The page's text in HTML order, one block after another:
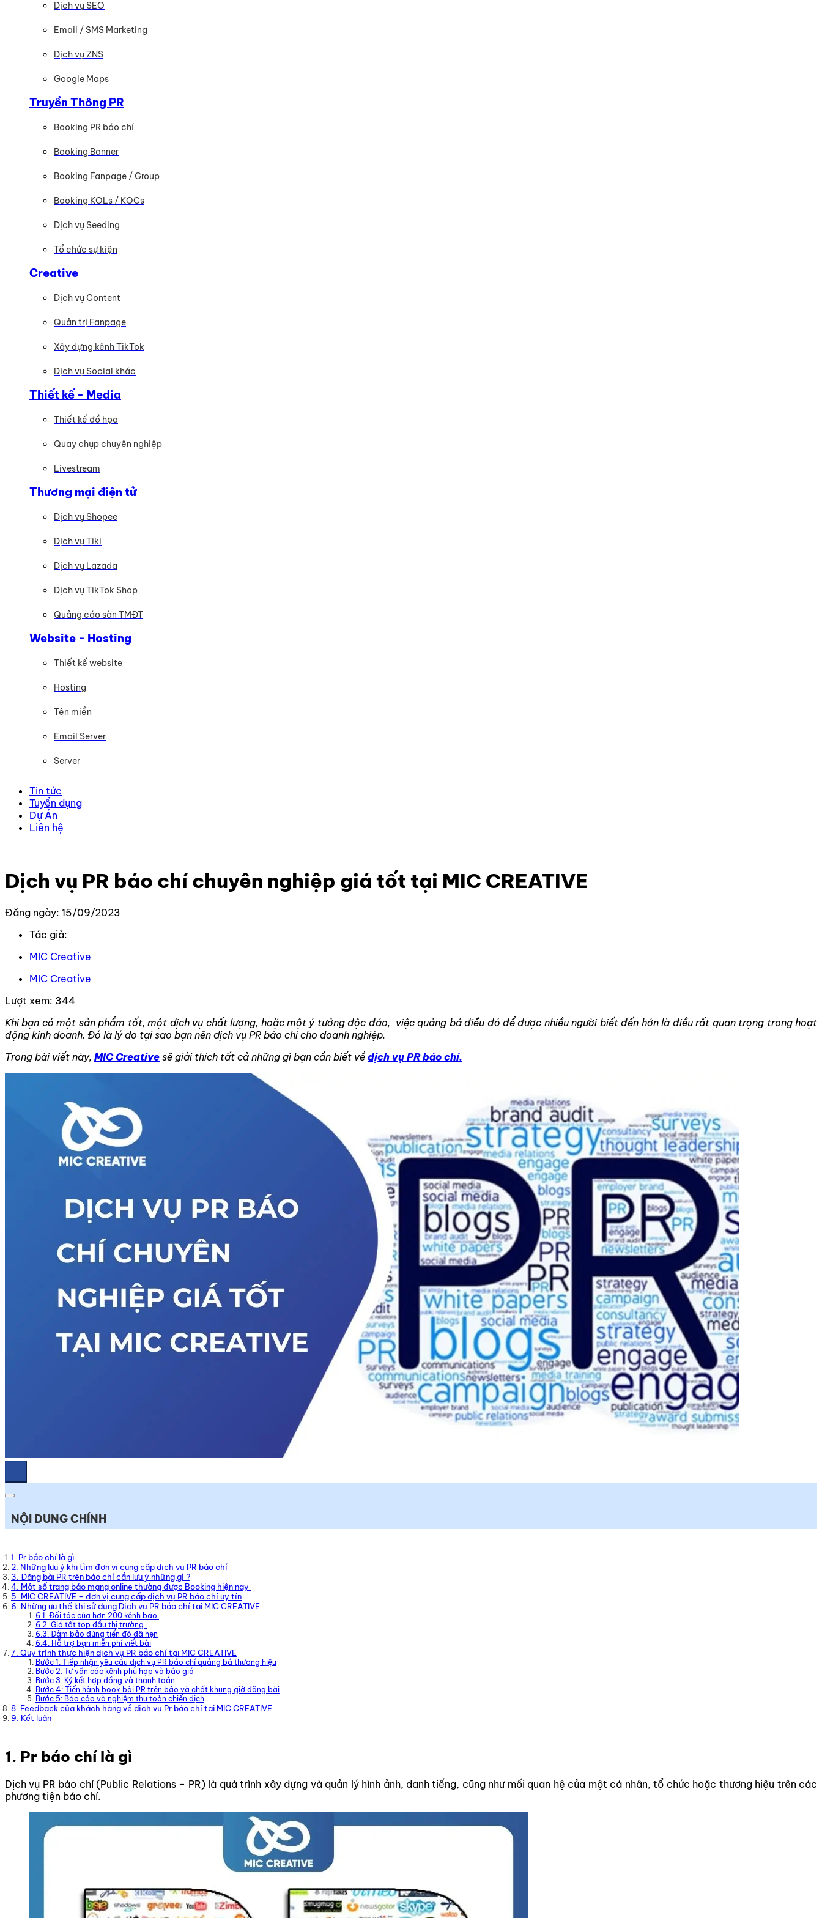
Dịch vụ SEO
Email / SMS Marketing
Dịch vụ ZNS
Google Maps
Truyền Thông PR
Booking PR báo chí
Booking Banner
Booking Fanpage / Group
Booking KOLs / KOCs
Dịch vụ Seeding
Tổ chức sự kiện
Creative
Dịch vụ Content
Quản trị Fanpage
Xây dựng kênh TikTok
Dịch vụ Social khác
Thiết kế - Media
Thiết kế đồ họa
Quay chụp chuyên nghiệp
Livestream
Thương mại điện tử
Dịch vụ Shopee
Dịch vụ Tiki
Dịch vụ Lazada
Dịch vụ TikTok Shop
Quảng cáo sàn TMĐT
Website - Hosting
Thiết kế website
Hosting
Tên miền
Email Server
Server
Tin tức
Tuyển dụng
Dự Án
Liên hệ
Dịch vụ PR báo chí chuyên nghiệp giá tốt tại MIC CREATIVE
Đăng ngày: 15/09/2023
Tác giả:
MIC Creative
MIC Creative
Lượt xem: 344
Khi bạn có một sản phẩm tốt, một dịch vụ chất lượng, hoặc một ý tưởng độc đáo, việc quảng bá điều đó để được nhiều người biết đến hớn là điều rất quan trọng trong hoạt
động kinh doanh. Đó là lý do tại sao bạn nên dịch vụ PR báo chí cho doanh nghiệp.
Trong bài viết này, MIC Creative sẽ giải thích tất cả những gì bạn cần biết vềdịch vụ PR báo chí.
NỘI DUNG CHÍNH
1. Pr báo chí là gì
2. Những lưu ý khi tìm đơn vị cung cấp dịch vụ PR báo chí
3. Đăng bài PR trên báo chí cần lưu ý những gì ?
4. Một số trang báo mạng online thường được Booking hiện nay
5. MIC CREATIVE – đơn vị cung cấp dịch vụ PR báo chí uy tín
6. Những ưu thế khi sử dụng Dịch vụ PR báo chí tại MIC CREATIVE
6.1. Đối tác của hơn 200 kênh báo
6.2. Giá tốt top đầu thị trường
6.3. Đảm bảo đúng tiến độ đã hẹn
6.4. Hỗ trợ bạn miễn phí viết bài
7. Quy trình thực hiện dịch vụ PR báo chí tại MIC CREATIVE
Bước 1: Tiếp nhận yêu cầu dịch vụ PR báo chí quảng bá thương hiệu
Bước 2: Tư vấn các kênh phù hợp và báo giá
Bước 3: Ký kết hợp đồng và thanh toán
Bước 4: Tiến hành book bài PR trên báo và chốt khung giờ đăng bài
Bước 5: Báo cáo và nghiệm thu toàn chiến dịch
8. Feedback của khách hàng về dịch vụ Pr báo chí tại MIC CREATIVE
9. Kết luận
1. Pr báo chí là gì
Dịch vụ PR báo chí (Public Relations – PR) là quá trình xây dựng và quản lý hình ảnh, danh tiếng, cũng như mối quan hệ của một cá nhân, tổ chức hoặc thương hiệu trên các
phương tiện báo chí.